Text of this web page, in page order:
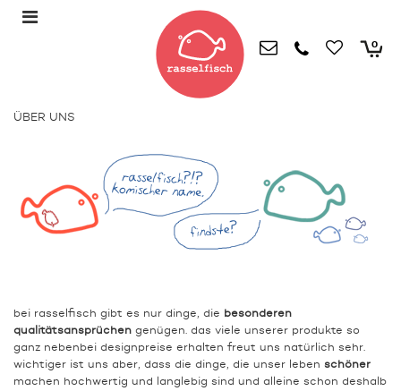
0
ÜBER UNS
bei rasselfisch gibt es nur dinge, die besonderen
qualitätsansprüchen genügen. das viele unserer produkte so
ganz nebenbei designpreise erhalten freut uns natürlich sehr.
wichtiger ist uns aber, dass die dinge, die unser leben schöner
machen hochwertig und langlebig sind und alleine schon deshalb